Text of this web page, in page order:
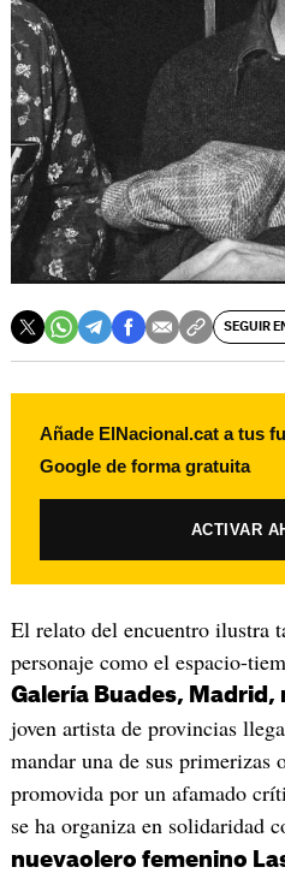
SEGUIR
Añade ElNacional.cat a tus
Google de forma gratuita
ACTIVAR
El relato del encuentro ilustra
personaje como el espacio-
Galería Buades, Madrid,
joven artista de provincias
mandar una de sus primerizas
promovida por un afamado
se ha organiza en solidaridad
nuevaolero femenino